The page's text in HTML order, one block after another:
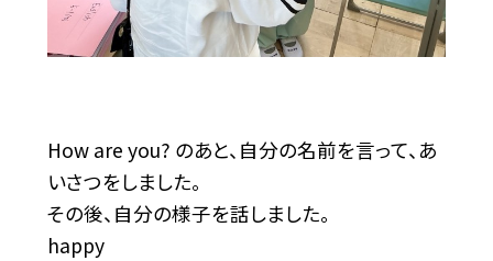
How are you? のあと、自分の名前を言って、あ
いさつをしました。
その後、自分の様子を話しました。
happy